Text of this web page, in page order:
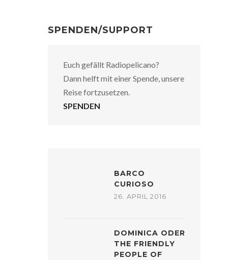
SPENDEN/SUPPORT
Euch gefällt Radiopelicano?
Dann helft mit einer Spende, unsere
Reise fortzusetzen.
SPENDEN
BARCO
CURIOSO
26. APRIL 2016
DOMINICA ODER
THE FRIENDLY
PEOPLE OF